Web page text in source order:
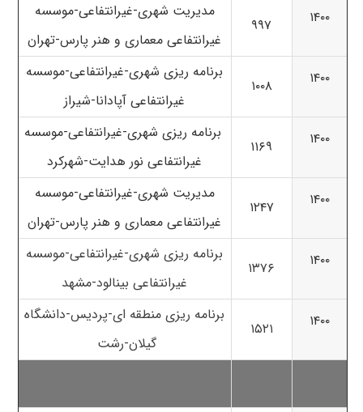
۱۴۰۰
۹۹۷
مدیریت شهری-غیرانتفاعی-موسسه
غیرانتفاعی معماری و هنر پارس-تهران
۱۴۰۰
۱۰۰۸
برنامه ریزی شهری-غیرانتفاعی-موسسه
غیرانتفاعی آپادانا-شیراز
۱۴۰۰
۱۱۶۹
برنامه ریزی شهری-غیرانتفاعی-موسسه
غیرانتفاعی نور هدایت-شهرکرد
۱۴۰۰
۱۲۴۷
مدیریت شهری-غیرانتفاعی-موسسه
غیرانتفاعی معماری و هنر پارس-تهران
۱۴۰۰
۱۳۷۶
برنامه ریزی شهری-غیرانتفاعی-موسسه
غیرانتفاعی بینالود-مشهد
۱۴۰۰
۱۵۲۱
برنامه ریزی منطقه ای-پردیس-دانشگاه
گیلان-رشت